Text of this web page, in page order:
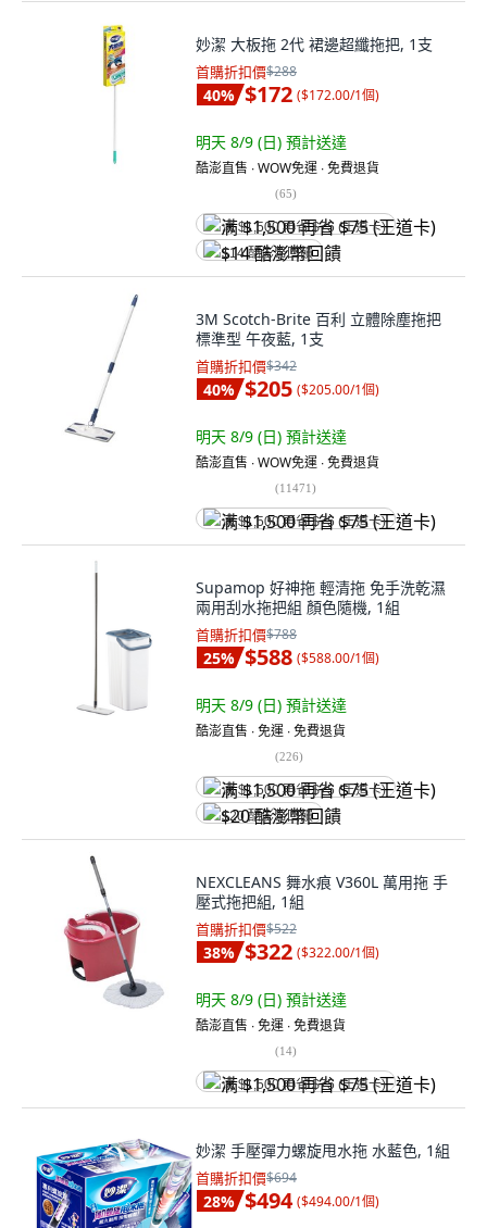
妙潔 大板拖 2代 裙邊超纖拖把, 1支
首購折扣價$288
40% $172 ($172.00/1個)
明天 8/9 (日) 預計送達
酷澎直售 ∙ WOW免運 ∙ 免費退貨
(65)
满 $1,500 再省 $75 (王道卡)
$14 酷澎幣回饋
3M Scotch-Brite 百利 立體除塵拖把
標準型 午夜藍, 1支
首購折扣價$342
40% $205 ($205.00/1個)
明天 8/9 (日) 預計送達
酷澎直售 ∙ WOW免運 ∙ 免費退貨
(11471)
满 $1,500 再省 $75 (王道卡)
Supamop 好神拖 輕清拖 免手洗乾濕
兩用刮水拖把組 顏色隨機, 1組
首購折扣價$788
25% $588 ($588.00/1個)
明天 8/9 (日) 預計送達
酷澎直售 ∙ 免運 ∙ 免費退貨
(226)
满 $1,500 再省 $75 (王道卡)
$20 酷澎幣回饋
NEXCLEANS 舞水痕 V360L 萬用拖 手
壓式拖把組, 1組
首購折扣價$522
38% $322 ($322.00/1個)
明天 8/9 (日) 預計送達
酷澎直售 ∙ 免運 ∙ 免費退貨
(14)
满 $1,500 再省 $75 (王道卡)
妙潔 手壓彈力螺旋甩水拖 水藍色, 1組
首購折扣價$694
28% $494 ($494.00/1個)